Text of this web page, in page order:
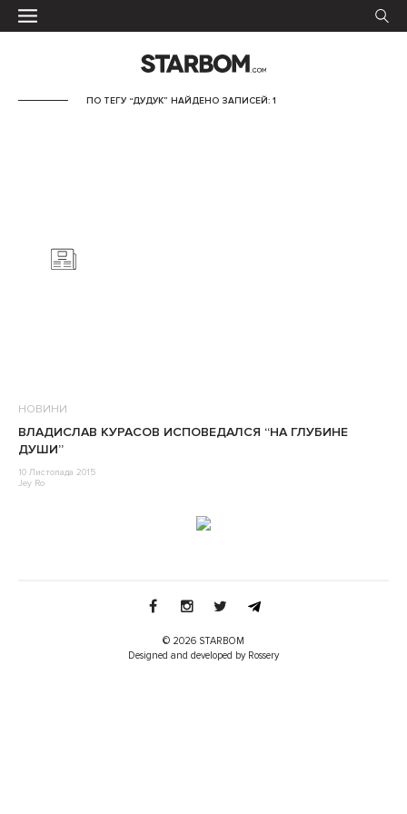
ПО ТЕГУ “ДУДУК” НАЙДЕНО ЗАПИСЕЙ: 1
НОВИНИ
ВЛАДИСЛАВ КУРАСОВ ИСПОВЕДАЛСЯ “НА ГЛУБИНЕ
ДУШИ”
10 Листопада 2015
Jey Ro
© 2026 STARBOM
Designed and developed by Rossery